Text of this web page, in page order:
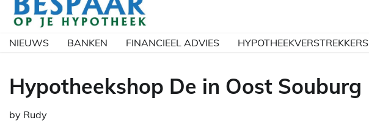
NIEUWS BANKEN FINANCIEEL ADVIES HYPOTHEEKVERSTREKKERS
Hypotheekshop De in Oost Souburg
by Rudy